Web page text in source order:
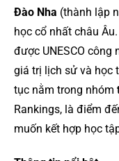
Đào Nha (thành lập
học cổ nhất châu
được UNESCO công
giá trị lịch sử và học
tục nằm trong nhóm
Rankings, là điểm
muốn kết hợp học